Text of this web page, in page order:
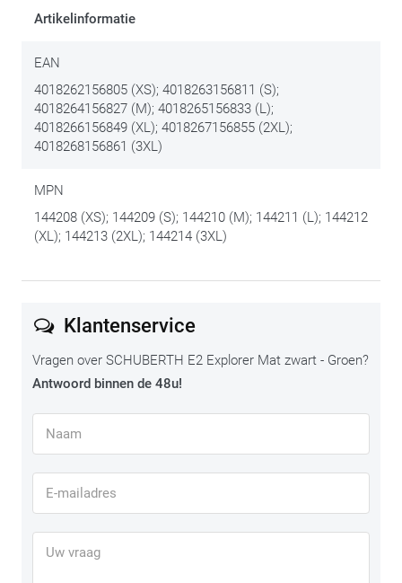
Artikelinformatie
EAN
4018262156805 (XS); 4018263156811 (S);
4018264156827 (M); 4018265156833 (L);
4018266156849 (XL); 4018267156855 (2XL);
4018268156861 (3XL)
MPN
144208 (XS); 144209 (S); 144210 (M); 144211 (L); 144212
(XL); 144213 (2XL); 144214 (3XL)
Klantenservice
Vragen over SCHUBERTH E2 Explorer Mat zwart - Groen?
Antwoord binnen de 48u!